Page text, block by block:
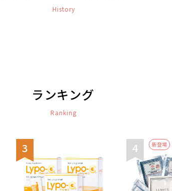
History
ランキング
Ranking
新登場